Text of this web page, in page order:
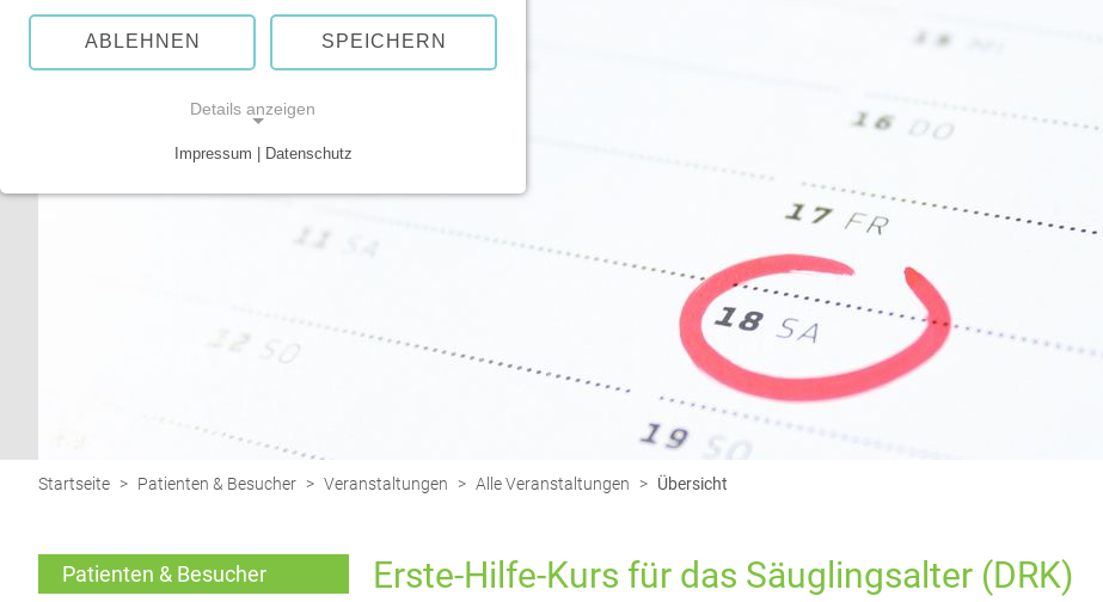
Startseite > Patienten & Besucher > Veranstaltungen > Alle Veranstaltungen > Übersicht
Patienten & Besucher Erste-Hilfe-Kurs für das Säuglingsalter (DRK)
ABLEHNEN SPEICHERN
Details anzeigen
ausgewählten Einverständnis-
Cookie
Laufzeit:
Impressum | Datenschutz